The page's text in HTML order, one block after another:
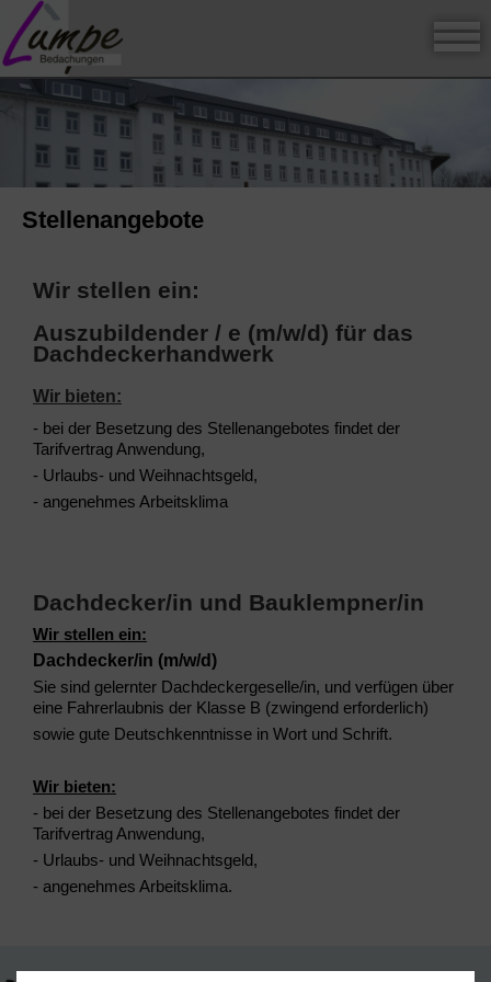
Stellenangebote
Wir stellen ein:
Auszubildender / e (m/w/d) für das
Dachdeckerhandwerk
Wir bieten:
- bei der Besetzung des Stellenangebotes findet der
Tarifvertrag Anwendung,
- Urlaubs- und Weihnachtsgeld,
- angenehmes Arbeitsklima
Dachdecker/in und Bauklempner/in
Wir stellen ein:
Dachdecker/in (m/w/d)
Sie sind gelernter Dachdeckergeselle/in, und verfügen über
eine Fahrerlaubnis der Klasse B (zwingend erforderlich)
sowie gute Deutschkenntnisse in Wort und Schrift.
Wir bieten:
- bei der Besetzung des Stellenangebotes findet der
Tarifvertrag Anwendung,
- Urlaubs- und Weihnachtsgeld,
- angenehmes Arbeitsklima.